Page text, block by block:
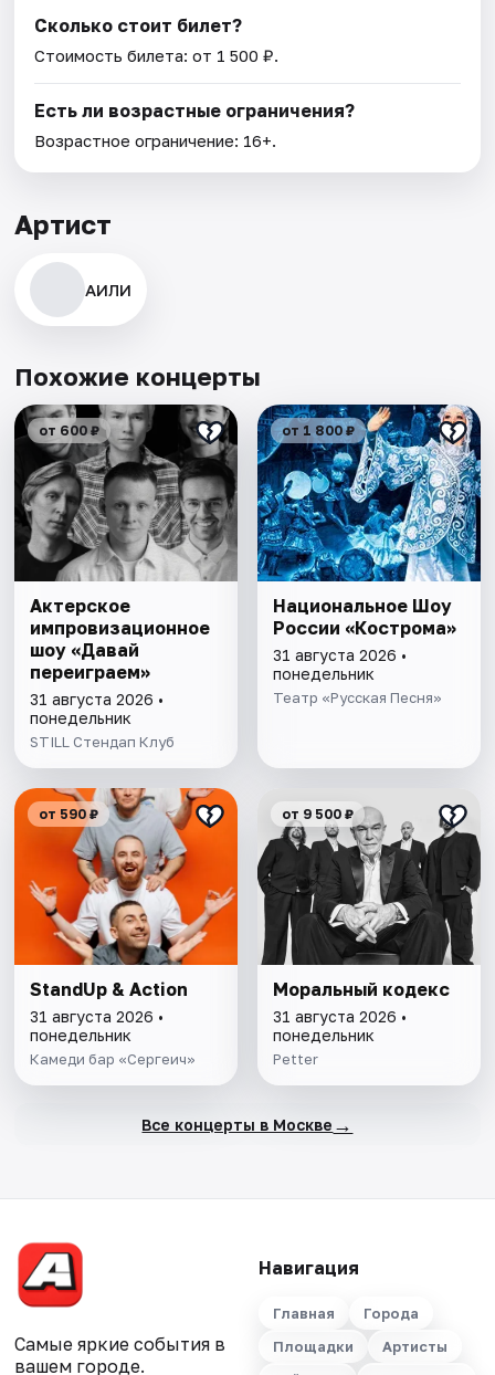
Сколько стоит билет?
Стоимость билета: от 1 500 ₽.
Есть ли возрастные ограничения?
Возрастное ограничение: 16+.
Артист
АИЛИ
Похожие концерты
от 600 ₽
Актерское
импровизационное
шоу «Давай
переиграем»
31 августа 2026 •
понедельник
STILL Стендап Клуб
от 1 800 ₽
Национальное Шоу
России «Кострома»
31 августа 2026 •
понедельник
Театр «Русская Песня»
от 590 ₽
StandUp & Action
31 августа 2026 •
понедельник
Камеди бар «Сергеич»
от 9 500 ₽
Моральный кодекс
31 августа 2026 •
понедельник
Petter
Все концерты в Москве →
Самые яркие события в
вашем городе.
Навигация
Главная
Города
Площадки
Артисты